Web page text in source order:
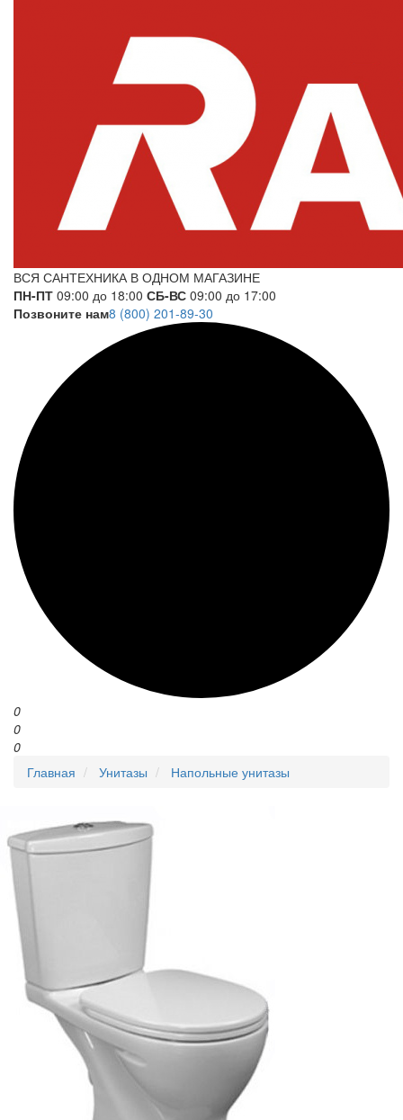
ВСЯ САНТЕХНИКА В ОДНОМ МАГАЗИНЕ
ПН-ПТ 09:00 до 18:00 СБ-ВС 09:00 до 17:00
Позвоните нам8 (800) 201-89-30
0
0
0
Главная
Унитазы Напольные унитазы